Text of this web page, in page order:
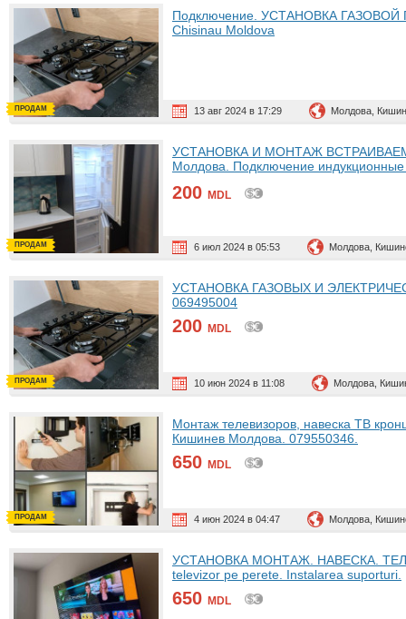
Подключение. УСТАНОВКА
Chisinau Moldova
13 авг 2024 в 17:29 Молдова,
ПРОДАМ
УСТАНОВКА И МОНТАЖ
Молдова. Подключение
200 MDL
6 июл 2024 в 05:53 Молдова,
ПРОДАМ
УСТАНОВКА ГАЗОВЫХ И
069495004
200 MDL
10 июн 2024 в 11:08 Молдова,
ПРОДАМ
Монтаж телевизоров, навеска ТВ
Кишинев Молдова. 079550346.
650 MDL
4 июн 2024 в 04:47 Молдова,
ПРОДАМ
УСТАНОВКА МОНТАЖ. НАВЕСКА.
televizor pe perete. Instalarea suporturi.
650 MDL